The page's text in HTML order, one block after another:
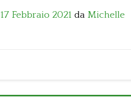
17 Febbraio 2021 da Michelle